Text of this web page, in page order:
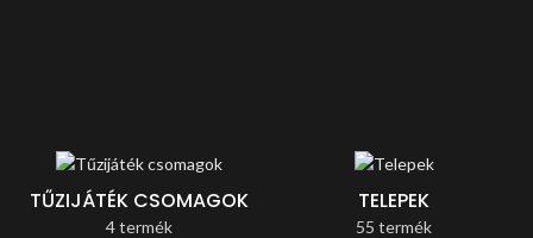
TŰZIJÁTÉK CSOMAGOK
4 termék
TELEPEK
55 termék